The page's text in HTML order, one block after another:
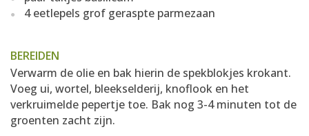
4 eetlepels grof geraspte parmezaan
BEREIDEN
Verwarm de olie en bak hierin de spekblokjes krokant.
Voeg ui, wortel, bleekselderij, knoflook en het
verkruimelde pepertje toe. Bak nog 3-4 minuten tot de
groenten zacht zijn.